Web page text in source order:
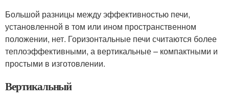
Большой разницы между эффективностью печи,
установленной в том или ином пространственном
положении, нет. Горизонтальные печи считаются более
теплоэффективными, а вертикальные – компактными и
простыми в изготовлении.
Вертикальный